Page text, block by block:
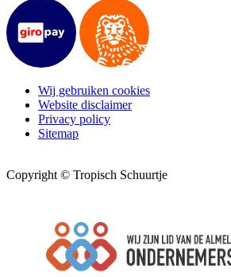
Wij gebruiken cookies
Website disclaimer
Privacy policy
Sitemap
Copyright © Tropisch Schuurtje